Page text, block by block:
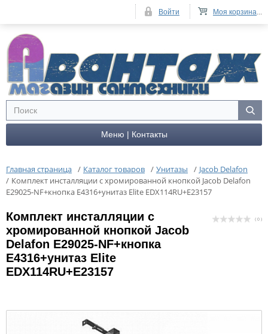
Меню | Контакты
Главная страница / Каталог товаров / Унитазы / Jacob Delafon
/ Комплект инсталляции с хромированной кнопкой Jacob Delafon
E29025-NF+кнопка E4316+унитаз Elite EDX114RU+E23157
Комплект инсталляции с
хромированной кнопкой Jacob
Delafon E29025-NF+кнопка
E4316+унитаз Elite
EDX114RU+E23157
( 0 )
Моя корзина...
Войти